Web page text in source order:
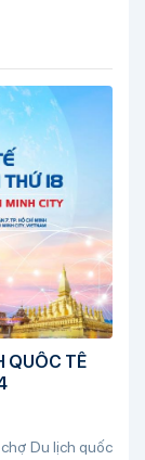
QUỐC TẾ
Du lịch quốc